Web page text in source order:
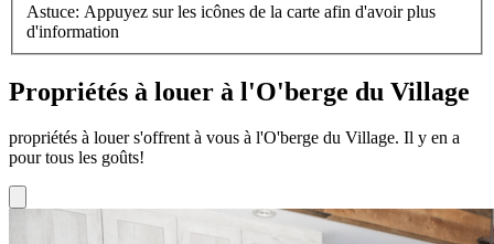
Astuce: Appuyez sur les icônes de la carte afin d'avoir plus
d'information
Propriétés à louer à l'O'berge du Village
propriétés à louer s'offrent à vous à l'O'berge du Village. Il y en a
pour tous les goûts!